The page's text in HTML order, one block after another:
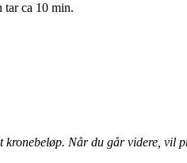
tar ca 10 min.
kronebeløp. Når du går videre, vil